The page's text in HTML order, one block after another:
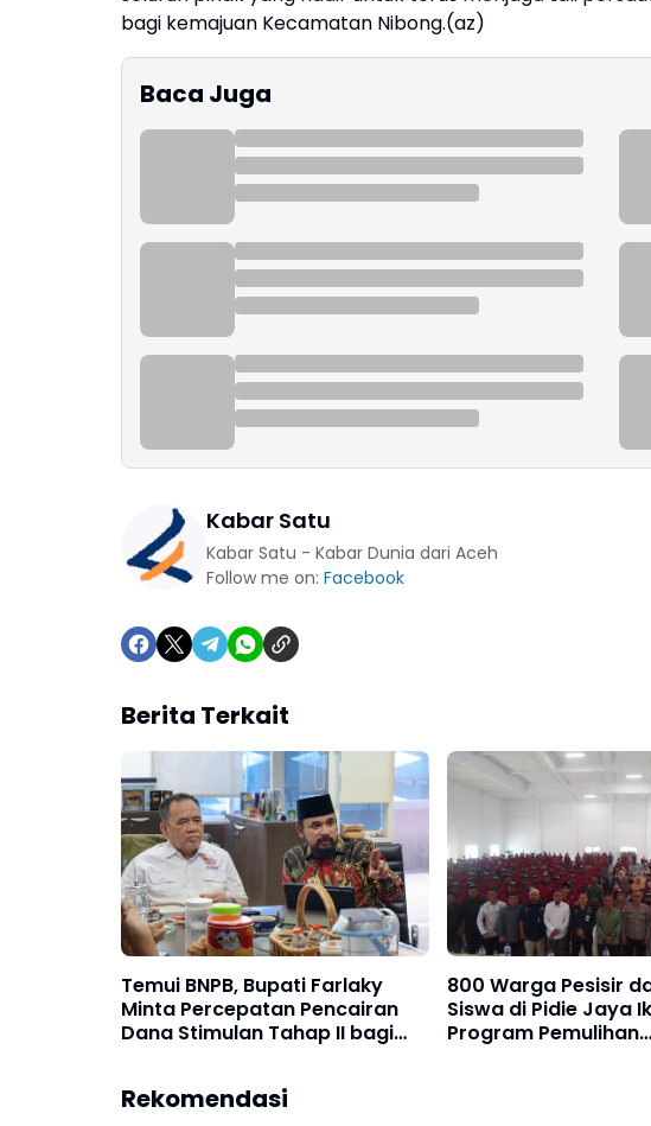
bagi kemajuan Kecamatan Nibong.(az)
Baca Juga
Kabar Satu
Kabar Satu - Kabar Dunia dari Aceh
Follow me on: Facebook
Berita Terkait
Temui BNPB, Bupati Farlaky
Minta Percepatan Pencairan
Dana Stimulan Tahap II bagi
800 Warga Pesisir
Siswa di Pidie Jaya
Program Pemulihan
Rekomendasi